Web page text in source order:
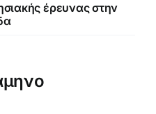
έρευνας στην